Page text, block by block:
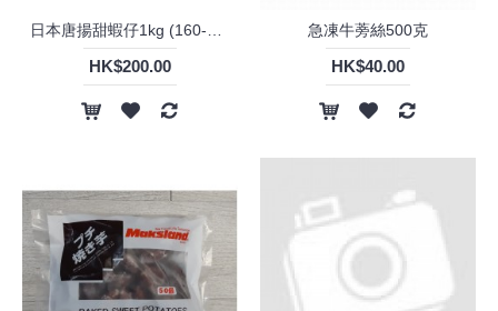
日本唐揚甜蝦仔1kg (160-220隻）
HK$200.00
急凍牛蒡絲500克
HK$40.00